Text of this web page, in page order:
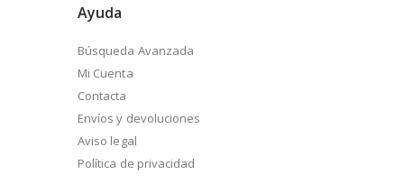
Ayuda
Búsqueda Avanzada
Mi Cuenta
Contacta
Envíos y devoluciones
Aviso legal
Política de privacidad